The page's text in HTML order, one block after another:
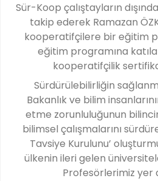
Sür-Koop çalıştayların
takip ederek Ramazan
kooperatifçilere bir eğitim
eğitim programına
kooperatifçilik
Sürdürülebilirliğin
Bakanlık ve bilim
etme zorunluluğunun
bilimsel çalışmalarını
Tavsiye Kurulunu’
ülkenin ileri gelen
Profesörlerimiz yer